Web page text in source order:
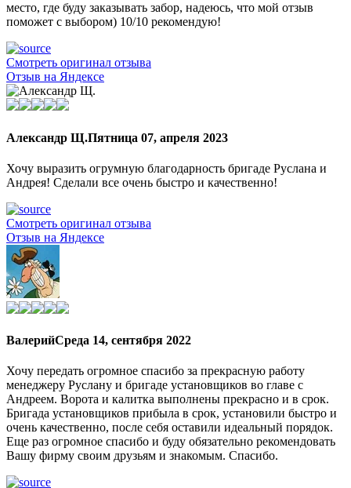
место, где буду заказывать забор, надеюсь, что мой отзыв
поможет с выбором) 10/10 рекомендую!
Смотреть оригинал отзыва
Отзыв на Яндексе
Александр Щ.Пятница 07, апреля 2023
Хочу выразить огрумную благодарность бригаде Руслана и
Андрея! Сделали все очень быстро и качественно!
Смотреть оригинал отзыва
Отзыв на Яндексе
ВалерийСреда 14, сентября 2022
Хочу передать огромное спасибо за прекрасную работу
менеджеру Руслану и бригаде установщиков во главе с
Андреем. Ворота и калитка выполнены прекрасно и в срок.
Бригада установщиков прибыла в срок, установили быстро и
очень качественно, после себя оставили идеальный порядок.
Еще раз огромное спасибо и буду обязательно рекомендовать
Вашу фирму своим друзьям и знакомым. Спасибо.